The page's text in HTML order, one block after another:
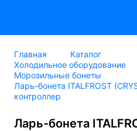
Главная
Каталог
Холодильное оборудование
Морозильные бонеты
Ларь-бонета ITALFROST
контроллер
Ларь-бонета